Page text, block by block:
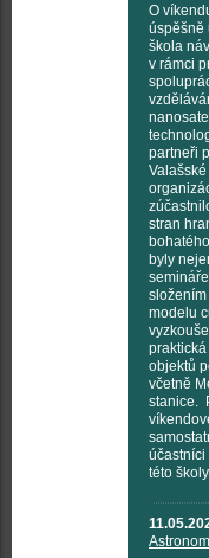
O
úspěšně
škola
v rámci
partneři
stran
byly
modelu
objektů
včetně
stanice.
účastníci
této školy.